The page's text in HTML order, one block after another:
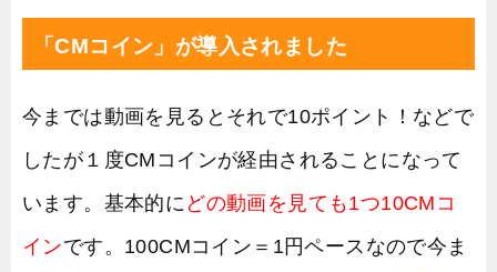
「CMコイン」が導入されました
今までは動画を見るとそれで10ポイント！などで
したが１度CMコインが経由されることになって
います。基本的に どの動画を見ても1つ10CMコ
インです。100CMコイン＝1円ペースなので今ま